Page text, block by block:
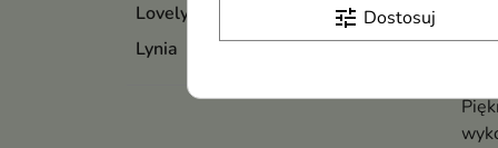
Lovely
Lynia
tune Dostosuj